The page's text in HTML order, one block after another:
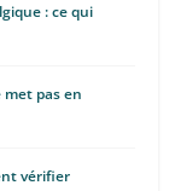
: ce qui
pas en
vérifier